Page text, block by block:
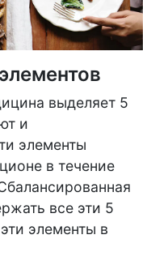
выделяет 5
и
элементы
в течение
все эти 5
элементы в